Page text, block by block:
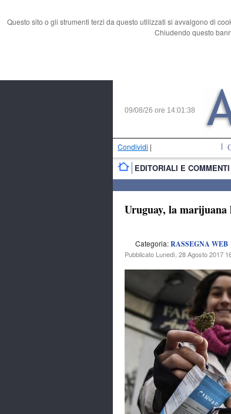
Questo sito o gli strumenti terzi da questo utilizzati si avvalgono di
Chiudendo questo
09/08/26 ore 14:01:39
Condividi |
EDITORIALI E COMMENTI
Uruguay, la marijuana
Categoria:RASSEGNA WEB
Pubblicato Lunedì, 28 Agosto 2017